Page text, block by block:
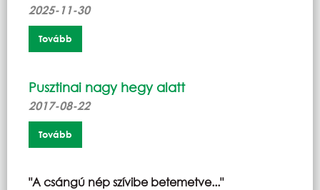
2025-11-30
Tovább
Pusztinai nagy hegy alatt
2017-08-22
Tovább
"A csángú nép szívibe betemetve..."